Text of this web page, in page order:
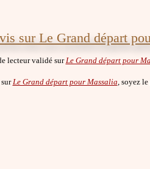
sur Le Grand départ
lecteur validé surLe Grand départ pour
surLe Grand départ pour Massalia , soyez